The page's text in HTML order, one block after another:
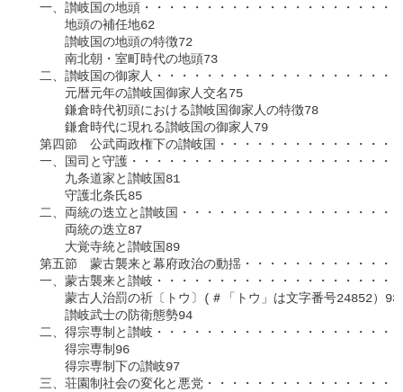
一、讃岐国の地頭・・・・・・・・・・・・・・・・・・・・
地頭の補任地62
讃岐国の地頭の特徴72
南北朝・室町時代の地頭73
二、讃岐国の御家人・・・・・・・・・・・・・・・・・・・
元暦元年の讃岐国御家人交名75
鎌倉時代初頭における讃岐国御家人の特徴78
鎌倉時代に現れる讃岐国の御家人79
第四節　公武両政権下の讃岐国・・・・・・・・・・・・・・
一、国司と守護・・・・・・・・・・・・・・・・・・・・・
九条道家と讃岐国81
守護北条氏85
二、両統の迭立と讃岐国・・・・・・・・・・・・・・・・・
両統の迭立87
大覚寺統と讃岐国89
第五節　蒙古襲来と幕府政治の動揺・・・・・・・・・・・・
一、蒙古襲来と讃岐・・・・・・・・・・・・・・・・・・・
蒙古人治罰の祈〔トウ〕(＃「トウ」は文字番号24852）93
讃岐武士の防衛態勢94
二、得宗専制と讃岐・・・・・・・・・・・・・・・・・・・
得宗専制96
得宗専制下の讃岐97
三、荘園制社会の変化と悪党・・・・・・・・・・・・・・・